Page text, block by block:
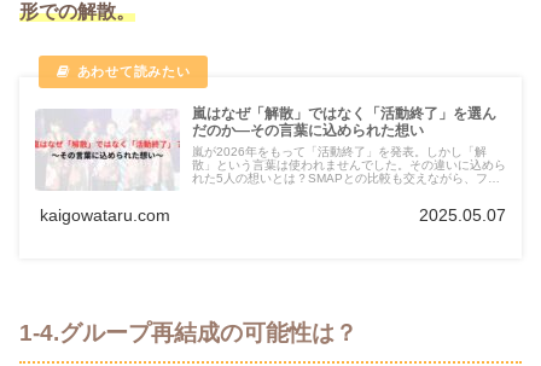
形での解散。
嵐はなぜ「解散」ではなく「活動終了」を選ん
だのか―その言葉に込められた想い
嵐が2026年をもって「活動終了」を発表。しかし「解
散」という言葉は使われませんでした。その違いに込めら
れた5人の想いとは？SMAPとの比較も交えながら、ファ
kaigowataru.com 2025.05.07
1-4.グループ再結成の可能性は？